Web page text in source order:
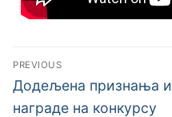
PREVIOUS
Додељена признања и
награде на конкурсу